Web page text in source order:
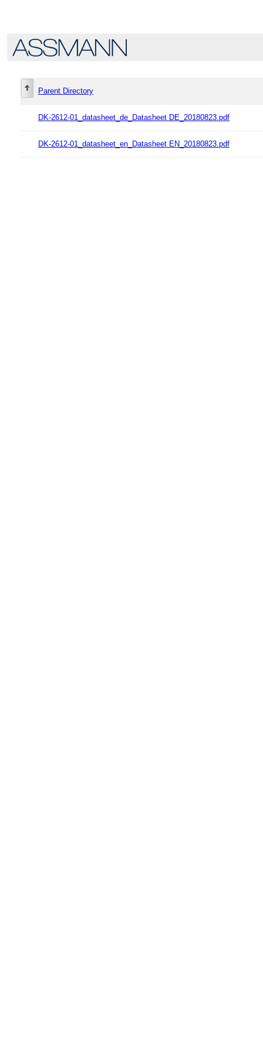
Parent Directory
DK-2612-01_datasheet_de_Datasheet DE_20180823.pdf
DK-2612-01_datasheet_en_Datasheet EN_20180823.pdf